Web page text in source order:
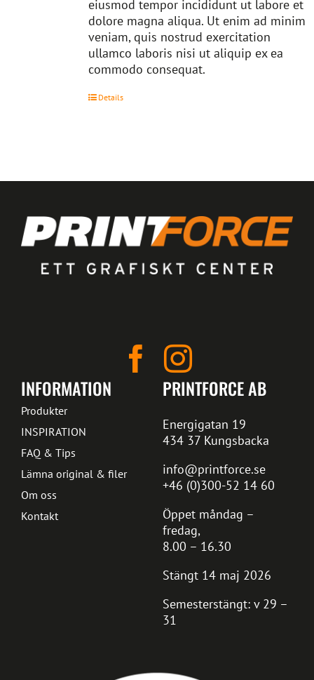
eiusmod tempor incididunt ut labore et
dolore magna aliqua. Ut enim ad minim
veniam, quis nostrud exercitation
ullamco laboris nisi ut aliquip ex ea
commodo consequat.
Details
PRINTFORCE AB
Energigatan 19
434 37 Kungsbacka
info@printforce.se
+46 (0)300-52 14 60
Öppet måndag –
fredag,
8.00 – 16.30
Stängt 14 maj 2026
Semesterstängt: v 29 –
31
INFORMATION
Produkter
INSPIRATION
FAQ & Tips
Lämna original & filer
Om oss
Kontakt